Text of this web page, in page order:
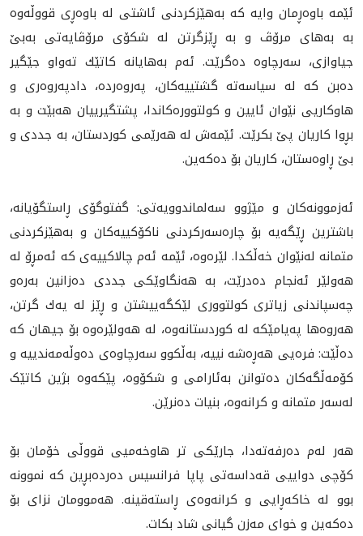
ئێمە باوەڕمان وایە کە بەهێزکردنی ئاشتی لە باوەڕی قووڵەوە
بە بەهای مرۆڤ و به‌ ڕێزگرتن لە شكۆى مرۆڤایەتی بەبێ
جیاوازی، سه‌رچاوه‌ ده‌گرێت. ئەم بەهایانە كاتێك ته‌واو جێگير
ده‌بن كه‌ لە سیاسەتە گشتییەکان، پەروەردە، دادپەروەری و
هاوکاريی نێوان ئایین و کولتوورەکاندا، پشتگيرییان هەبێت و به‌
بڕوا كاريان پێ بكرێت. ئێمه‌ش له‌ هه‌رێمى كوردستان، به‌ جددى و
بێ ڕاوه‌ستان، كاريان بۆ ده‌كه‌ين.
ئەزموونەکان و مێژوو سەلماندوویەتی: گفتوگۆی ڕاستگۆیانە،
باشترین ڕێگەیە بۆ چارەسەرکردنی ناکۆکییەکان و بەهێزکردنی
متمانە لەنێوان خەڵکدا. لێرەوە، ئێمە ئەم چالاکییەی كە ئەمڕۆ لە
هەولێر ئەنجام دەدرێت، بە هەنگاوێکی جددی دەزانین بەرەو
چەسپاندنی زياترى کولتووری لێكگەییشتن و ڕێز له ‌يه‌ك گرتن،
هه‌روه‌ها پەیامێکه‌ لە کوردستانەوە، لە هەولێرەوە بۆ جیهان کە
دەڵێت: فرەیی هەڕەشە نییە، بەڵکوو سەرچاوەی دەوڵەمەندییە و
کۆمەڵگەکان دەتوانن بەئارامی و شکۆوە، پێکەوە بژین کاتێک
لەسەر متمانە و کرانەوە، بنیات دەنرێن.
هه‌ر لەم ده‌رفه‌ته‌دا، جارێكى تر هاوخەميی قووڵی خۆمان بۆ
كۆچى دواييى قه‌داسه‌تى پاپا فرانسیس دەردەبڕین کە نموونە
بوو لە خاكه‌ڕايى و کرانەوەی ڕاستەقینە. هه‌موومان نزاى بۆ
ده‌كه‌ين و خوای مەزن گيانى شاد بكات.